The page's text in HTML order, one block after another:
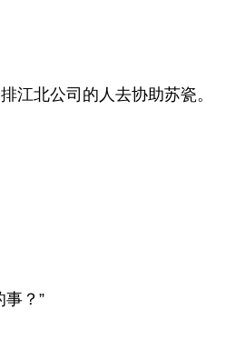
江北公司的人去协助苏瓷。
？”